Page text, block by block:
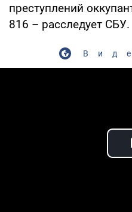
преступлений
816 – расследует СБУ.